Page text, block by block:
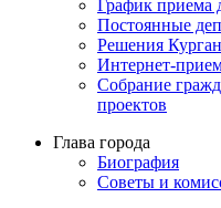
График приема
Постоянные
Решения
Интернет-
Собрание
проектов
Глава города
Биография
Советы и